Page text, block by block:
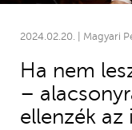
2024.02.20. | Magyari
Ha nem
–
ellenzék az